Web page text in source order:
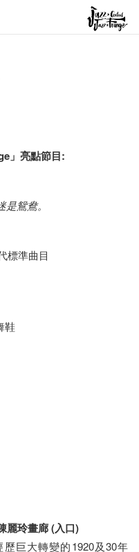
」亮點節目:
鴛鴦。
標準曲目
鞋
麗玲畫廊 (入口)
巨大轉變的1920及30年